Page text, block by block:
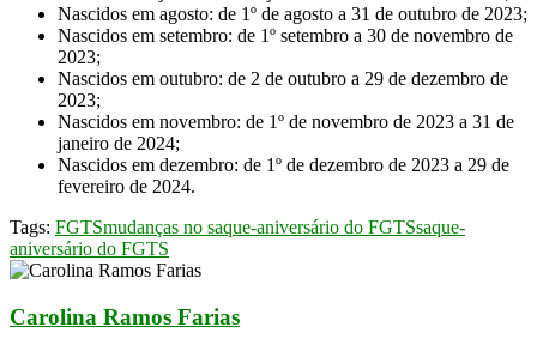
Nascidos em agosto: de 1º de agosto a 31 de outubro de 2023;
Nascidos em setembro: de 1º setembro a 30 de novembro de
2023;
Nascidos em outubro: de 2 de outubro a 29 de dezembro de
2023;
Nascidos em novembro: de 1º de novembro de 2023 a 31 de
janeiro de 2024;
Nascidos em dezembro: de 1º de dezembro de 2023 a 29 de
fevereiro de 2024.
Tags: FGTSmudanças no saque-aniversário do FGTSsaque-
aniversário do FGTS
Carolina Ramos Farias